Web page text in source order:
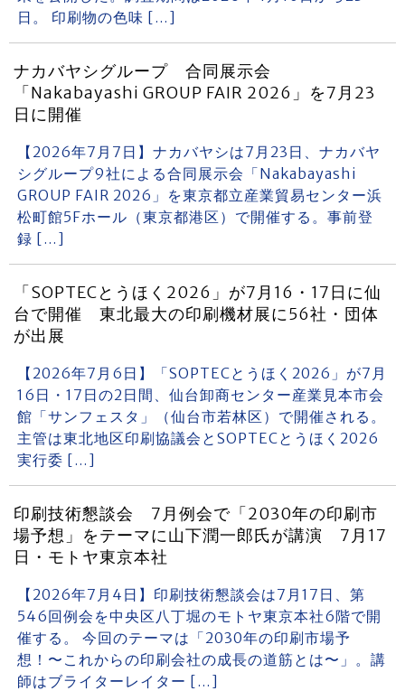
日。 印刷物の色味 […]
ナカバヤシグループ 合同展示会
「Nakabayashi GROUP FAIR 2026」を7月23
日に開催
【2026年7月7日】ナカバヤシは7月23日、ナカバヤ
シグループ9社による合同展示会「Nakabayashi
GROUP FAIR 2026」を東京都立産業貿易センター浜
松町館5Fホール（東京都港区）で開催する。事前登
録 […]
「SOPTECとうほく2026」が7月16・17日に仙
台で開催 東北最大の印刷機材展に56社・団体
が出展
【2026年7月6日】「SOPTECとうほく2026」が7月
16日・17日の2日間、仙台卸商センター産業見本市会
館「サンフェスタ」（仙台市若林区）で開催される。
主管は東北地区印刷協議会とSOPTECとうほく2026
実行委 […]
印刷技術懇談会 7月例会で「2030年の印刷市
場予想」をテーマに山下潤一郎氏が講演 7月17
日・モトヤ東京本社
【2026年7月4日】印刷技術懇談会は7月17日、第
546回例会を中央区八丁堀のモトヤ東京本社6階で開
催する。 今回のテーマは「2030年の印刷市場予
想！〜これからの印刷会社の成長の道筋とは〜」。講
師はブライターレイター […]